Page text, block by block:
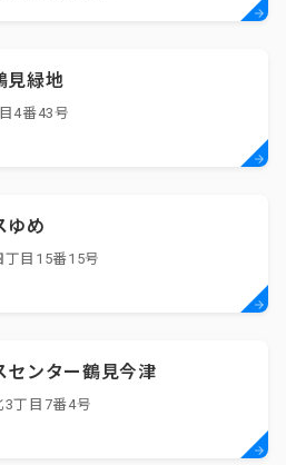
見緑地
4番43号
ゆめ
目15番15号
センター鶴見今津
3丁目7番4号